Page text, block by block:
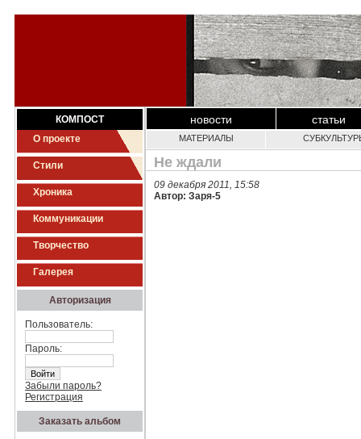
КОМПОСТ
О проекте
Стили
Хроника
Коммуникации
Творчество
Галерея
Авторизация
Пользователь:
Пароль:
Забыли пароль?
Регистрация
Заказать альбом
новости статьи
МАТЕРИАЛЫ
Не ждали
09 декабря 2011, 15:58
Автор: Заря-5